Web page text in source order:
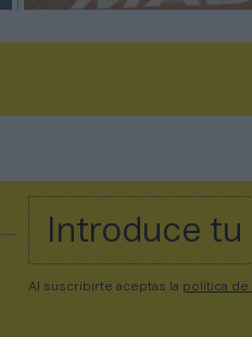
Al suscribirte aceptas la política de